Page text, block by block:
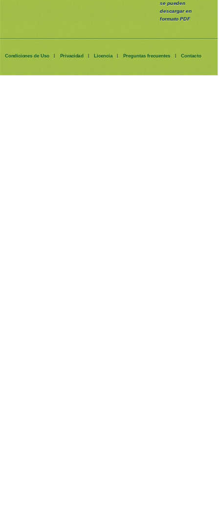
se pueden
descargar en
formato PDF
Condiciones de Uso | Privacidad | Licencia | Preguntas frecuentes | Contacto